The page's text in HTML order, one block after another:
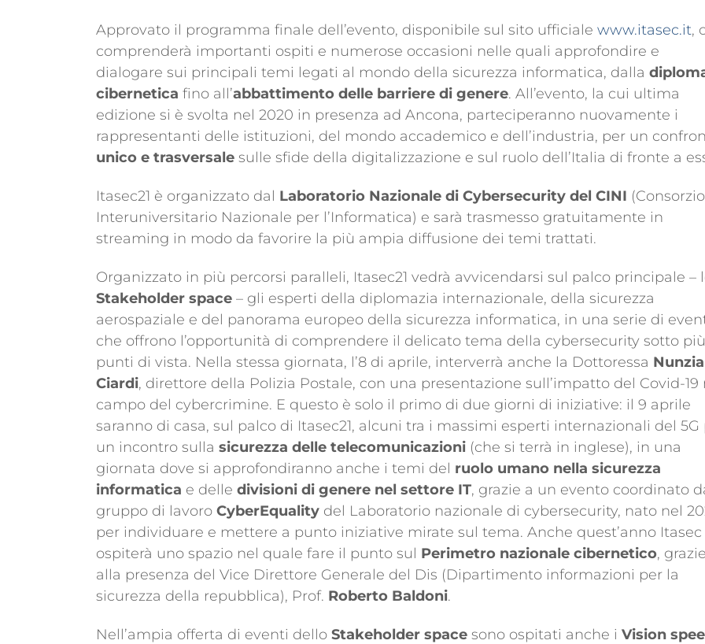
Approvato il programma finale dell’evento, disponibile sul sito ufficiale www.itasec.it,
comprenderà importanti ospiti e numerose occasioni nelle quali approfondire e
dialogare sui principali temi legati al mondo della sicurezza informatica, dalla
cibernetica fino all’abbattimento delle barriere di genere. All’evento, la cui ultima
edizione si è svolta nel 2020 in presenza ad Ancona, parteciperanno nuovamente i
rappresentanti delle istituzioni, del mondo accademico e dell’industria, per un
unico e trasversale sulle sfide della digitalizzazione e sul ruolo dell’Italia di fronte a
Itasec21 è organizzato dal Laboratorio Nazionale di Cybersecurity del CINI (Consorzio
Interuniversitario Nazionale per l’Informatica) e sarà trasmesso gratuitamente in
streaming in modo da favorire la più ampia diffusione dei temi trattati.
Organizzato in più percorsi paralleli, Itasec21 vedrà avvicendarsi sul palco principale –
Stakeholder space – gli esperti della diplomazia internazionale, della sicurezza
aerospaziale e del panorama europeo della sicurezza informatica, in una serie di
che offrono l’opportunità di comprendere il delicato tema della cybersecurity sotto più
punti di vista. Nella stessa giornata, l’8 di aprile, interverrà anche la Dottoressa Nunzia
Ciardi, direttore della Polizia Postale, con una presentazione sull’impatto del Covid-19
campo del cybercrimine. E questo è solo il primo di due giorni di iniziative: il 9 aprile
saranno di casa, sul palco di Itasec21, alcuni tra i massimi esperti internazionali del 5G
un incontro sulla sicurezza delle telecomunicazioni (che si terrà in inglese), in una
giornata dove si approfondiranno anche i temi del ruolo umano nella sicurezza
informatica e delle divisioni di genere nel settore IT, grazie a un evento coordinato
gruppo di lavoro CyberEquality del Laboratorio nazionale di cybersecurity, nato nel
per individuare e mettere a punto iniziative mirate sul tema. Anche quest’anno Itasec
ospiterà uno spazio nel quale fare il punto sul Perimetro nazionale cibernetico, grazie
alla presenza del Vice Direttore Generale del Dis (Dipartimento informazioni per la
sicurezza della repubblica), Prof. Roberto Baldoni.
Nell’ampia offerta di eventi dello Stakeholder space sono ospitati anche i Vision